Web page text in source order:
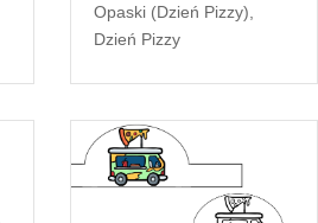
Opaski (Dzień Pizzy)
Dzień Pizzy